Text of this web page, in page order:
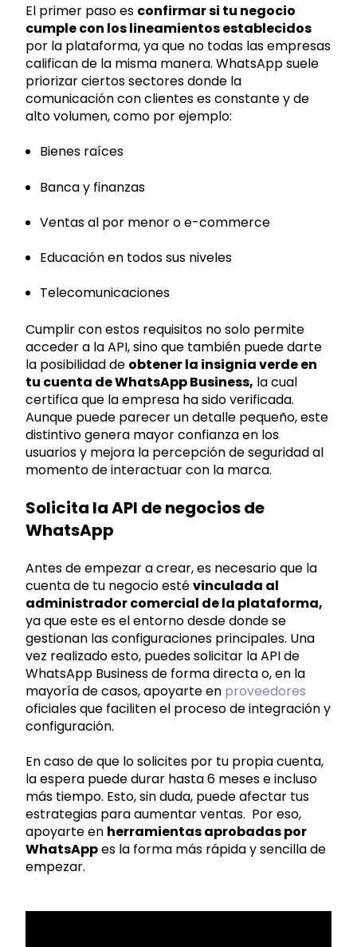
El primer paso es confirmar si tu negocio
cumple con los lineamientos establecidos
por la plataforma, ya que no todas las empresas
califican de la misma manera. WhatsApp suele
priorizar ciertos sectores donde la
comunicación con clientes es constante y de
alto volumen, como por ejemplo:
Bienes raíces
Banca y finanzas
Ventas al por menor o e-commerce
Educación en todos sus niveles
Telecomunicaciones
Cumplir con estos requisitos no solo permite
acceder a la API, sino que también puede darte
la posibilidad de obtener la insignia verde en
tu cuenta de WhatsApp Business, la cual
certifica que la empresa ha sido verificada.
Aunque puede parecer un detalle pequeño, este
distintivo genera mayor confianza en los
usuarios y mejora la percepción de seguridad al
momento de interactuar con la marca.
Solicita la API de negocios de
WhatsApp
Antes de empezar a crear, es necesario que la
cuenta de tu negocio estévinculada al
administrador comercial de la plataforma,
ya que este es el entorno desde donde se
gestionan las configuraciones principales. Una
vez realizado esto, puedes solicitar la API de
WhatsApp Business de forma directa o, en la
mayoría de casos, apoyarte en proveedores
oficiales que faciliten el proceso de integración y
configuración.
En caso de que lo solicites por tu propia cuenta,
la espera puede durar hasta 6 meses e incluso
más tiempo. Esto, sin duda, puede afectar tus
estrategias para aumentar ventas. Por eso,
apoyarte en herramientas aprobadas por
WhatsAppes la forma más rápida y sencilla de
empezar.